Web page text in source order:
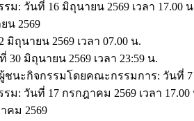
: วันที่ 16 มิถุนายน 2569 เวลา 17.00
น 2569
ถุนายน 2569 เวลา 07.00 น.
มิถุนายน 2569 เวลา 23:59 น.
นะกิจกรรมโดยคณะกรรมการ: วันที่ 7
: วันที่ 17 กรกฎาคม 2569 เวลา 17.00
คม 2569